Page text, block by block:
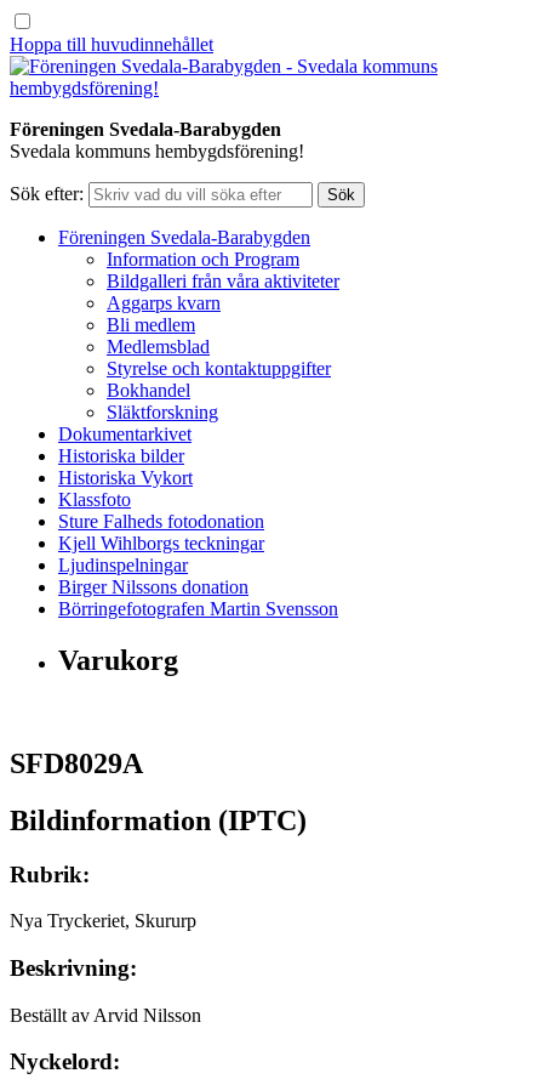
Hoppa till huvudinnehållet
Föreningen Svedala-Barabygden
Svedala kommuns hembygdsförening!
Sök efter:
Föreningen Svedala-Barabygden
Information och Program
Bildgalleri från våra aktiviteter
Aggarps kvarn
Bli medlem
Medlemsblad
Styrelse och kontaktuppgifter
Bokhandel
Släktforskning
Dokumentarkivet
Historiska bilder
Historiska Vykort
Klassfoto
Sture Falheds fotodonation
Kjell Wihlborgs teckningar
Ljudinspelningar
Birger Nilssons donation
Börringefotografen Martin Svensson
Varukorg
SFD8029A
Bildinformation (IPTC)
Rubrik:
Nya Tryckeriet, Skururp
Beskrivning:
Beställt av Arvid Nilsson
Nyckelord: